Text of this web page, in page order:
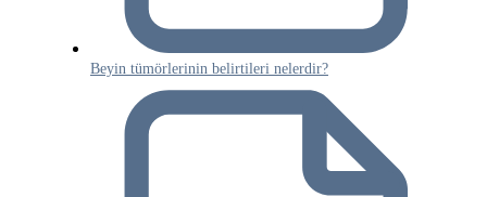
Beyin tümörlerinin belirtileri nelerdir?